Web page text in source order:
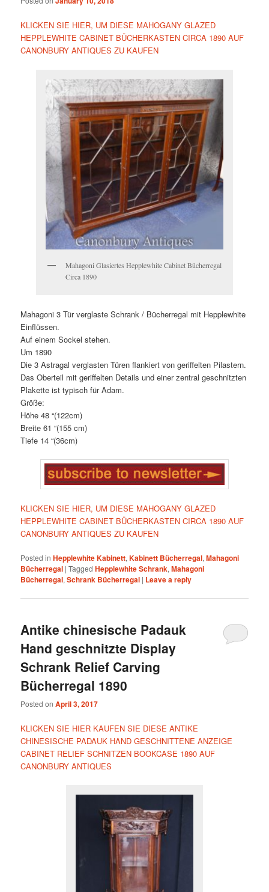
KLICKEN SIE HIER, UM DIESE MAHOGANY GLAZED
HEPPLEWHITE CABINET BÜCHERKASTEN CIRCA 1890 AUF
CANONBURY ANTIQUES ZU KAUFEN
Mahagoni Glasiertes Hepplewhite Cabinet Bücherregal
Circa 1890
Mahagoni 3 Tür verglaste Schrank / Bücherregal mit Hepplewhite
Einflüssen.
Auf einem Sockel stehen.
Um 1890
Die 3 Astragal verglasten Türen flankiert von geriffelten Pilastern.
Das Oberteil mit geriffelten Details und einer zentral geschnitzten
Plakette ist typisch für Adam.
Größe:
Höhe 48 “(122cm)
Breite 61 “(155 cm)
Tiefe 14 “(36cm)
KLICKEN SIE HIER, UM DIESE MAHOGANY GLAZED
HEPPLEWHITE CABINET BÜCHERKASTEN CIRCA 1890 AUF
CANONBURY ANTIQUES ZU KAUFEN
Posted in Hepplewhite Kabinett,Kabinett Bücherregal,Mahagoni
Bücherregal |Tagged Hepplewhite Schrank,Mahagoni
Bücherregal,Schrank Bücherregal | Leave a reply
Antike chinesische Padauk
Hand geschnitzte Display
Schrank Relief Carving
Bücherregal 1890
Posted onApril 3, 2017
KLICKEN SIE HIER KAUFEN SIE DIESE ANTIKE
CHINESISCHE PADAUK HAND GESCHNITTENE ANZEIGE
CABINET RELIEF SCHNITZEN BOOKCASE 1890 AUF
CANONBURY ANTIQUES